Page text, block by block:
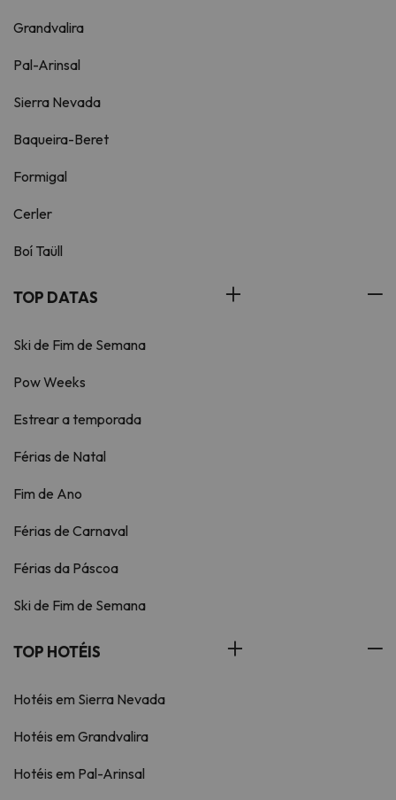
Grandvalira
Pal-Arinsal
Sierra Nevada
Baqueira-Beret
Formigal
Cerler
Boí Taüll
TOP DATAS
Ski de Fim de Semana
Pow Weeks
Estrear a temporada
Férias de Natal
Fim de Ano
Férias de Carnaval
Férias da Páscoa
Ski de Fim de Semana
TOP HOTÉIS
Hotéis em Sierra Nevada
Hotéis em Grandvalira
Hotéis em Pal-Arinsal